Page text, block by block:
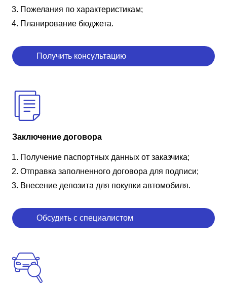
Пожелания по характеристикам;
Планирование бюджета.
Получить консультацию
Заключение договора
Получение паспортных данных от заказчика;
Отправка заполненного договора для подписи;
Внесение депозита для покупки автомобиля.
Обсудить с специалистом